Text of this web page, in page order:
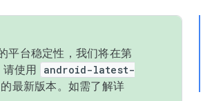
平台稳定性，我们将在第
使用
android-latest-
最新版本。如需了解详